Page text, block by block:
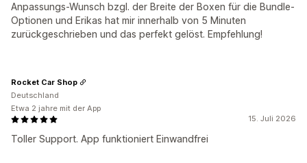
Anpassungs-Wunsch bzgl. der Breite der Boxen für die Bundle-
Optionen und Erikas hat mir innerhalb von 5 Minuten
zurückgeschrieben und das perfekt gelöst. Empfehlung!
15. Juli 2026
Toller Support. App funktioniert Einwandfrei
Rocket Car Shop
Deutschland
Etwa 2 jahre mit der App